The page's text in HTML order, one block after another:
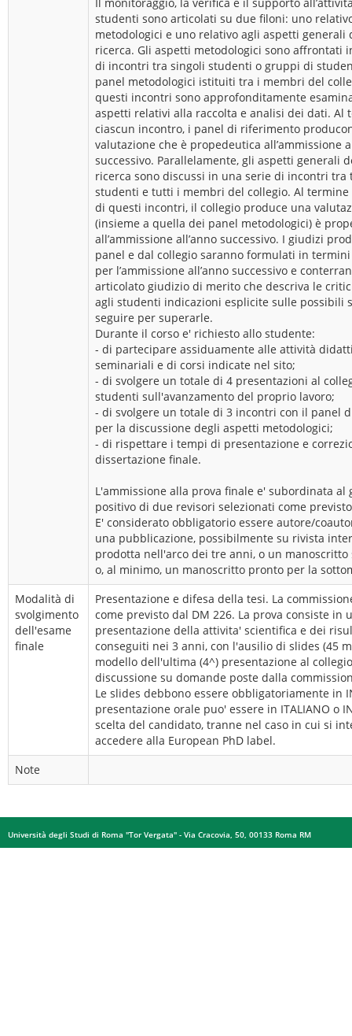
studenti sono articolati su due filoni: uno
metodologici e uno relativo agli aspetti generali
ricerca. Gli aspetti metodologici sono affrontati
di incontri tra singoli studenti o gruppi di
panel metodologici istituiti tra i membri del
questi incontri sono approfonditamente
aspetti relativi alla raccolta e analisi dei dati. Al
ciascun incontro, i panel di riferimento
valutazione che è propedeutica all’ammissione
successivo. Parallelamente, gli aspetti generali
ricerca sono discussi in una serie di incontri tra
studenti e tutti i membri del collegio. Al termine
di questi incontri, il collegio produce una
(insieme a quella dei panel metodologici) è
all’ammissione all’anno successivo. I giudizi
panel e dal collegio saranno formulati in
per l’ammissione all’anno successivo e
articolato giudizio di merito che descriva le
agli studenti indicazioni esplicite sulle possibili
seguire per superarle.
Durante il corso e' richiesto allo studente:
- di partecipare assiduamente alle attività
seminariali e di corsi indicate nel sito;
- di svolgere un totale di 4 presentazioni al
studenti sull'avanzamento del proprio lavoro;
- di svolgere un totale di 3 incontri con il panel
per la discussione degli aspetti metodologici;
- di rispettare i tempi di presentazione e
dissertazione finale.
L'ammissione alla prova finale e' subordinata al
positivo di due revisori selezionati come
E' considerato obbligatorio essere autore/
una pubblicazione, possibilmente su rivista
prodotta nell'arco dei tre anni, o un manoscritto
o, al minimo, un manoscritto pronto per la
Modalità di
svolgimento
dell'esame
finale
Presentazione e difesa della tesi. La
come previsto dal DM 226. La prova consiste in
presentazione della attivita' scientifica e dei
conseguiti nei 3 anni, con l'ausilio di slides (45
modello dell'ultima (4^) presentazione al
discussione su domande poste dalla
Le slides debbono essere obbligatoriamente in
presentazione orale puo' essere in ITALIANO o
scelta del candidato, tranne nel caso in cui si
accedere alla European PhD label.
Note
Università degli Studi di Roma "Tor Vergata" - Via Cracovia, 50, 00133 Roma RM